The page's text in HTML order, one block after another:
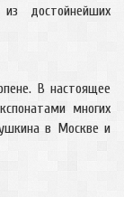
достойнейших
В настоящее
многих
в Москве и